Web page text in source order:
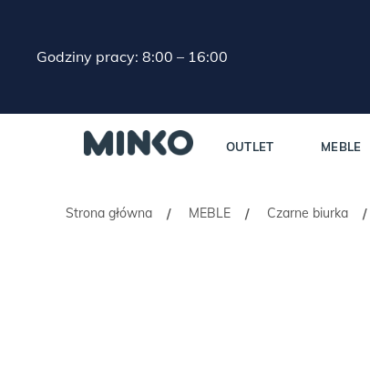
Godziny pracy: 8:00 – 16:00
OUTLET MEBLE
Strona główna / MEBLE / Czarne biurka /